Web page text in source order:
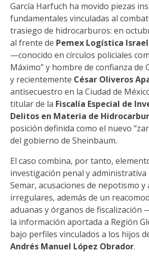
García Harfuch ha movido piezas
fundamentales vinculadas al
trasiego de hidrocarburos: en
al frente de Pemex Logística
—conocido en círculos policiales
Máximo” y hombre de confianza de
y recientemente César Oliveros
antisecuestro en la Ciudad de
titular de la Fiscalía Especial de
Delitos en Materia de
posición definida como el nuevo
del gobierno de Sheinbaum.
El caso combina, por tanto,
investigación penal y administrativa
Semar, acusaciones de nepotismo y
irregulares, además de un
aduanas y órganos de fiscalización
la información aportada a Región
bajo perfiles vinculados a los hijos
Andrés Manuel López Obrador.